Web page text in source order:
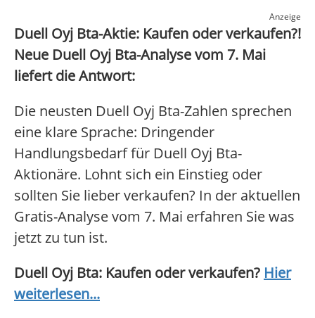
Anzeige
Duell Oyj Bta-Aktie: Kaufen oder verkaufen?!
Neue Duell Oyj Bta-Analyse vom 7. Mai
liefert die Antwort:
Die neusten Duell Oyj Bta-Zahlen sprechen
eine klare Sprache: Dringender
Handlungsbedarf für Duell Oyj Bta-
Aktionäre. Lohnt sich ein Einstieg oder
sollten Sie lieber verkaufen? In der aktuellen
Gratis-Analyse vom 7. Mai erfahren Sie was
jetzt zu tun ist.
Duell Oyj Bta: Kaufen oder verkaufen? Hier
weiterlesen...